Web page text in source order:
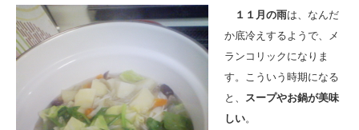
１１月の雨は、なんだ
か底冷えするようで、メ
ランコリックになりま
す。こういう時期になる
と、 スープやお鍋が美味
しい。
メールで相談
料金一覧 new